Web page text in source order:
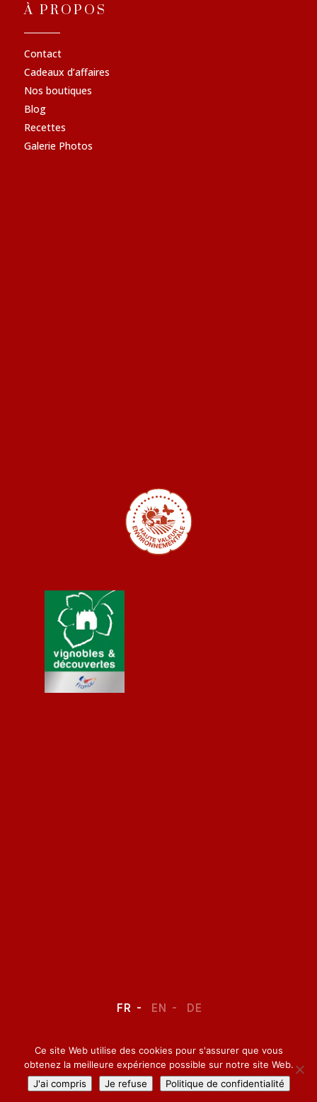
À PROPOS
Contact
Cadeaux d’affaires
Nos boutiques
Blog
Recettes
Galerie Photos
FR EN DE
LEGAL NOTICE–CONFIDENTIALITY
Ce site Web utilise des cookies pour s'assurer que vous
obtenez la meilleure expérience possible sur notre site Web.
J'ai compris
Je refuse Politique de confidentialité